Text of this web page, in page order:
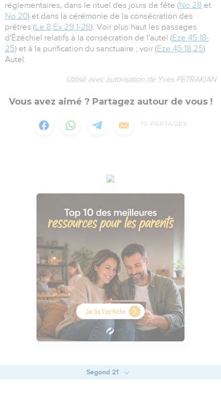
réglementaires, dans le rituel des jours de fête (No 28 et
No 20) et dans la cérémonie de la consécration des
prêtres (Le 8 Ex 29:1-28). Voir plus haut les passages
d'Ézéchiel relatifs à la consécration de l'autel (Eze 45:18-
25) et à la purification du sanctuaire ; voir (Eze 45:18,25)
Autel.
Utilisé avec autorisation de Yves PETRAKIAN
Vous avez aimé ? Partagez autour de vous !
10 PARTAGES
Segond 21